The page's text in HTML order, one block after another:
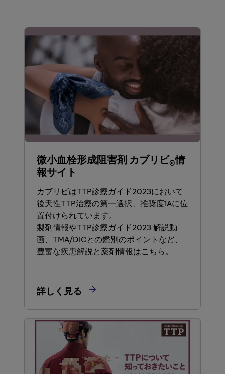
微小血栓形成阻害剤 カブリビ®情
報サイト
カブリビはTTP診療ガイド2023において
後天性TTP治療の第一選択、推奨度1Aに位
置付けられています。
製剤情報やTTP診療ガイド2023 解説動
画、TMA/DICとの鑑別のポイントなど、
豊富な疾患解説と薬剤情報はこちら。
詳しく見る 